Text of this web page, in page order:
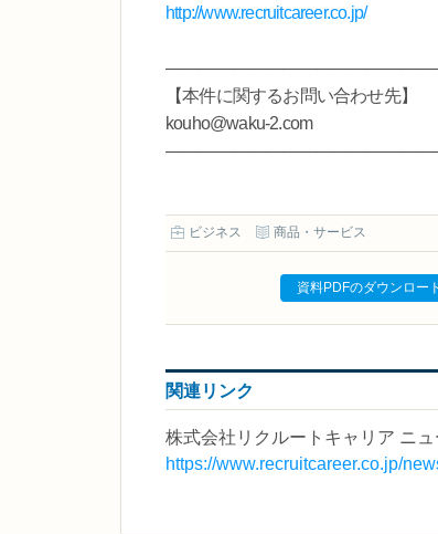
http://www.recruitcareer.co.jp/
【本件に関するお問い合わせ先】
kouho@waku-2.com
ビジネス 商品・サービス
資料PDFのダウンロー
関連リンク
株式会社リクルートキャリア ニュ
https://www.recruitcareer.co.jp/